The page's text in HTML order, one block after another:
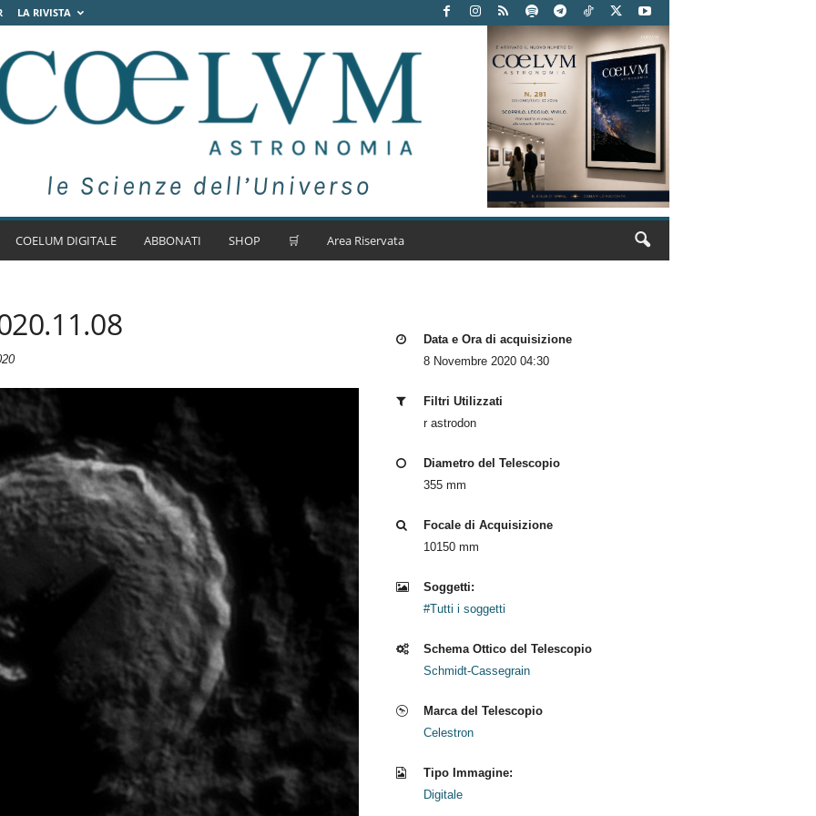
LA RIVISTA
COELUM DIGITALE ABBONATI SHOP 🛒 Area Riservata
Data e Ora di acquisizione
8 Novembre 2020 04:30
Filtri Utilizzati
r astrodon
Diametro del Telescopio
355 mm
Focale di Acquisizione
10150 mm
Soggetti:
#Tutti i soggetti
Schema Ottico del Telescopio
Schmidt-Cassegrain
Marca del Telescopio
Celestron
Tipo Immagine:
Digitale